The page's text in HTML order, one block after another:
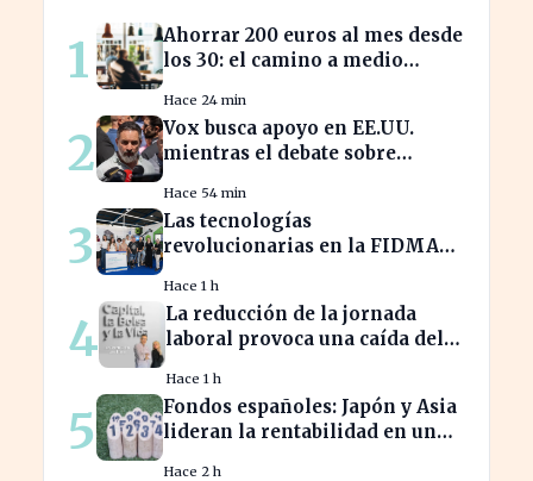
1
Ahorrar 200 euros al mes desde
los 30: el camino a medio
Hace 24 min
2
Vox busca apoyo en EE.UU.
mientras el debate sobre
intensifica
Hace 54 min
3
Las tecnologías
revolucionarias en la FIDMA
empresarial en Asturias
Hace 1 h
4
La reducción de la jornada
laboral provoca una caída del
española
Hace 1 h
5
Fondos españoles: Japón y Asia
lideran la rentabilidad en un
Hace 2 h